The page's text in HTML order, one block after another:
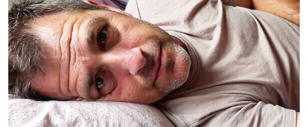
Kanada
Artikel Disyorkan